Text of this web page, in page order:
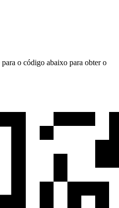
o código abaixo para obter o